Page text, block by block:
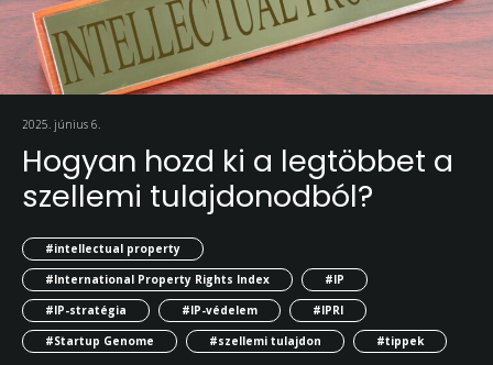
2025. június 6.
Hogyan hozd ki a legtöbbet a
szellemi tulajdonodból?
#intellectual property
#International Property Rights Index
#IP
#IP-stratégia
#IP-védelem
#IPRI
#Startup Genome
#szellemi tulajdon #tippek